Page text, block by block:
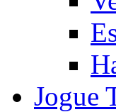
Jogue